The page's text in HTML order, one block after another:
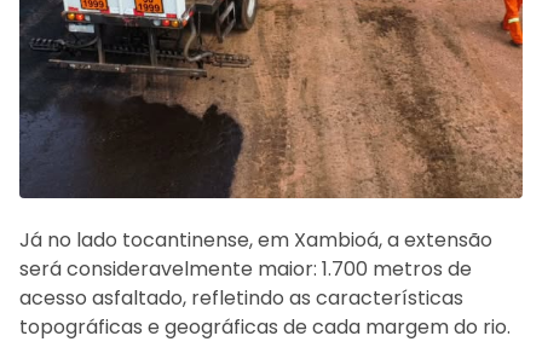
Já no lado tocantinense, em Xambioá, a extensão
será consideravelmente maior: 1.700 metros de
acesso asfaltado, refletindo as características
topográficas e geográficas de cada margem do rio.